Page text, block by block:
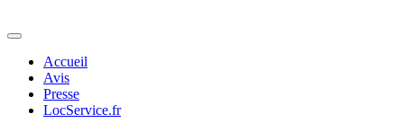
Accueil
Avis
Presse
LocService.fr